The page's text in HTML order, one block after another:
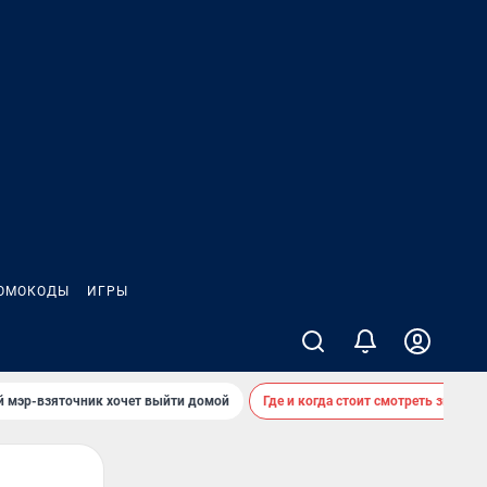
ИГРЫ
мэр-взяточник хочет выйти домой Где и когда стоит смотреть